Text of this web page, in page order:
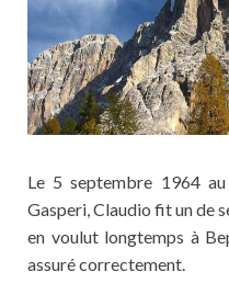
Le 5 septembre 1964
Gasperi, Claudio fit un de
en voulut longtemps à
assuré correctement.